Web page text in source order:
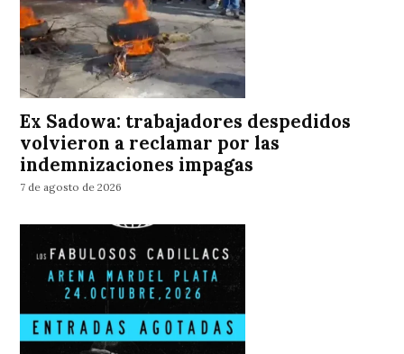
Ex Sadowa: trabajadores despedidos
volvieron a reclamar por las
indemnizaciones impagas
7 de agosto de 2026